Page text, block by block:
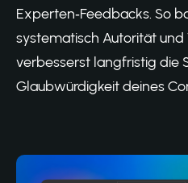
Experten‑Feedbacks. So
systematisch Autorität
verbesserst langfristig die
Glaubwürdigkeit deines